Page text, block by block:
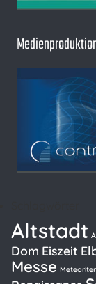
Altstadt
Dom Eiszeit
Messe